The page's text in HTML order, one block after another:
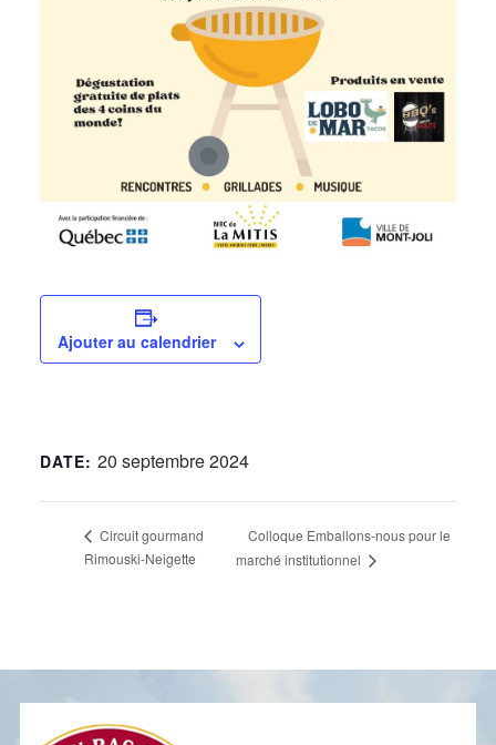
Ajouter au calendrier
DATE:20 septembre 2024
Circuit gourmand
Rimouski-Neigette
Colloque Emballons-nous pour le
marché institutionnel